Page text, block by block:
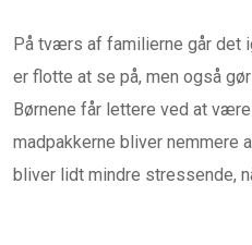
På tværs af familierne går det
er flotte at se på, men også
Børnene får lettere ved at
madpakkerne bliver nemmere
bliver lidt mindre stressende,